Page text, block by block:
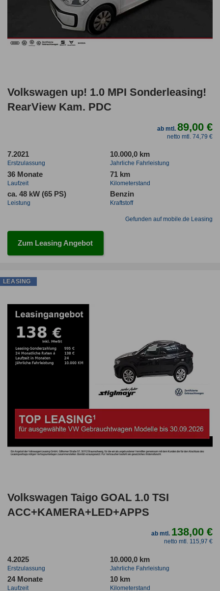
Volkswagen up! 1.0 MPI Sonderleasing!
RearView Kam. PDC
ab mtl.89,00 €
netto mtl. 74,79 €
7.2021
Erstzulassung
10.000,0 km
Jahrliche Fahrleistung
36 Monate
Laufzeit
71 km
Kilometerstand
ca. 48 kW (65 PS)
Leistung
Benzin
Kraftstoff
Gefunden auf mobile.de Leasing
Zum Leasing Angebot
Volkswagen Taigo GOAL 1.0 TSI
ACC+KAMERA+LED+APPS
ab mtl. 138,00 €
netto mtl. 115,97 €
4.2025
Erstzulassung
10.000,0 km
Jahrliche Fahrleistung
24 Monate
Laufzeit
10 km
Kilometerstand
LEASING